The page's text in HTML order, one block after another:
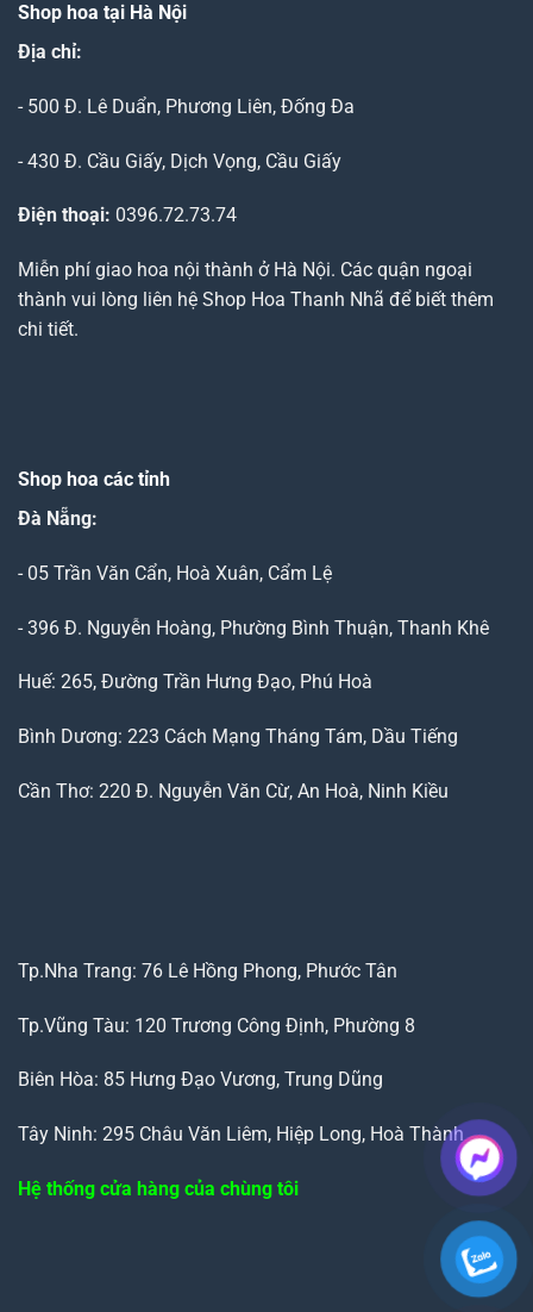
Shop hoa tại Hà Nội
Địa chỉ:
- 500 Đ. Lê Duẩn, Phương Liên, Đống Đa
- 430 Đ. Cầu Giấy, Dịch Vọng, Cầu Giấy
Điện thoại: 0396.72.73.74
Miễn phí giao hoa nội thành ở Hà Nội. Các quận ngoại
thành vui lòng liên hệ Shop Hoa Thanh Nhã để biết thêm
chi tiết.
Shop hoa các tỉnh
Đà Nẵng:
- 05 Trần Văn Cẩn, Hoà Xuân, Cẩm Lệ
- 396 Đ. Nguyễn Hoàng, Phường Bình Thuận, Thanh Khê
Huế: 265, Đường Trần Hưng Đạo, Phú Hoà
Bình Dương: 223 Cách Mạng Tháng Tám, Dầu Tiếng
Cần Thơ: 220 Đ. Nguyễn Văn Cừ, An Hoà, Ninh Kiều
Tp.Nha Trang: 76 Lê Hồng Phong, Phước Tân
Tp.Vũng Tàu: 120 Trương Công Định, Phường 8
Biên Hòa: 85 Hưng Đạo Vương, Trung Dũng
Tây Ninh: 295 Châu Văn Liêm, Hiệp Long, Hoà Thành
Hệ thống cửa hàng của chùng tôi